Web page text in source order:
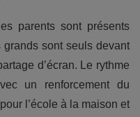
parents sont présents
sont seuls devant
d’écran. Le rythme
un renforcement du
l’école à la maison et